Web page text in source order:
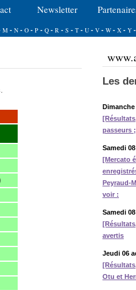
Newsletter
M- N- O- P- Q- R - S - T- U- V- W- X- Y-
Les
passeurs
Samedi
[Mercato
Peyraud-
voir :
Samedi
avertis
Jeudi 06
Otu et